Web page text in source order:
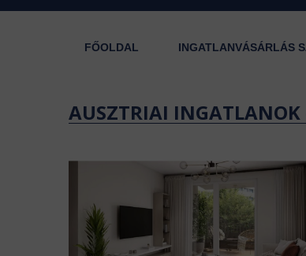
FŐOLDAL INGATLANVÁSÁRLÁS
AUSZTRIAI INGATLANOK